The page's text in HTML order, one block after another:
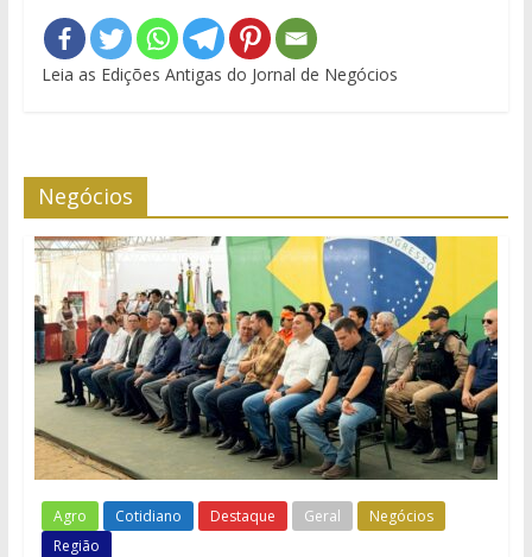
Leia as Edições Antigas do Jornal de Negócios
Negócios
Agro Cotidiano Destaque Geral
Negócios
Região